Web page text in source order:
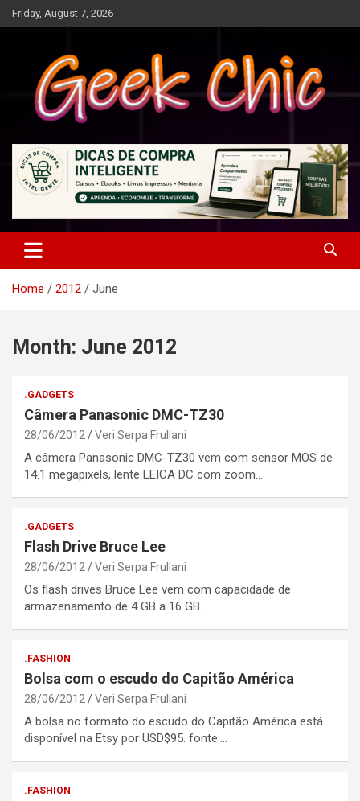
Skip
to
Friday, August 7, 2026
Geek Chic
Home 2012 June
Month: June 2012
.GADGETS
Câmera Panasonic DMC-TZ30
28/06/2012 Veri Serpa Frullani
A câmera Panasonic DMC-TZ30 vem com sensor MOS de
14.1 megapixels, lente LEICA DC com zoom…
.GADGETS
Flash Drive Bruce Lee
28/06/2012 Veri Serpa Frullani
Os flash drives Bruce Lee vem com capacidade de
armazenamento de 4 GB a 16 GB…
.FASHION
Bolsa com o escudo do Capitão América
28/06/2012 Veri Serpa Frullani
A bolsa no formato do escudo do Capitão América está
disponível na Etsy por USD$95. fonte:…
.FASHION